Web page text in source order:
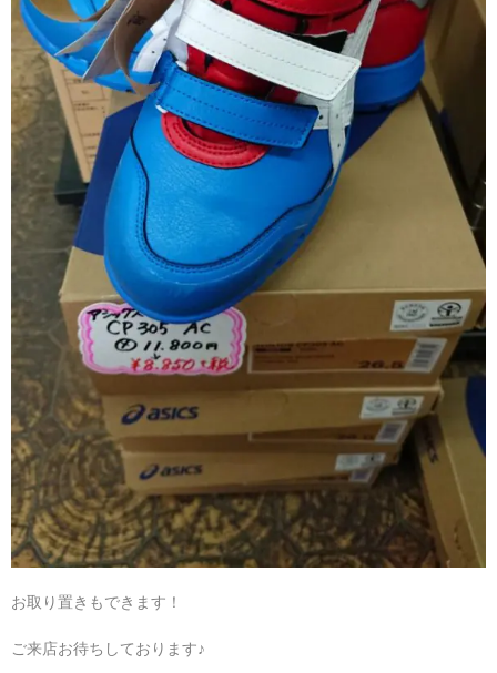
お取り置きもできます！
ご来店お待ちしております♪